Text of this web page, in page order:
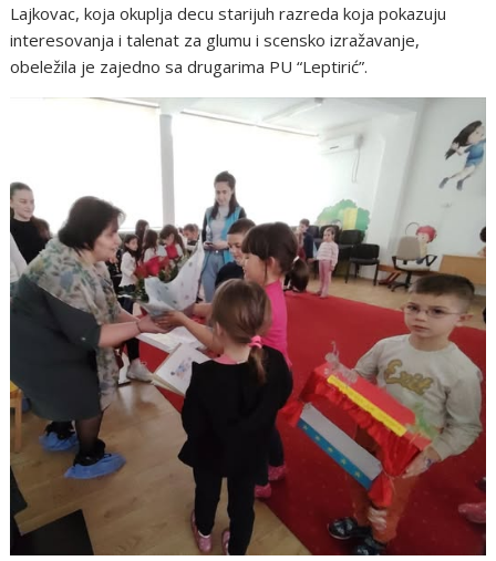
Lajkovac, koja okuplja decu starijuh razreda koja pokazuju
interesovanja i talenat za glumu i scensko izražavanje,
obeležila je zajedno sa drugarima PU “Leptirić”.